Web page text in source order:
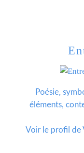
Poésie,
éléments,
Voir le profil de